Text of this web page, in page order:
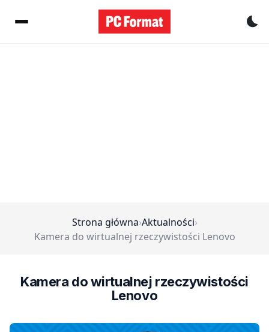
Strona główna›Aktualności›
Kamera do wirtualnej rzeczywistości Lenovo
Kamera do wirtualnej rzeczywistości
Lenovo